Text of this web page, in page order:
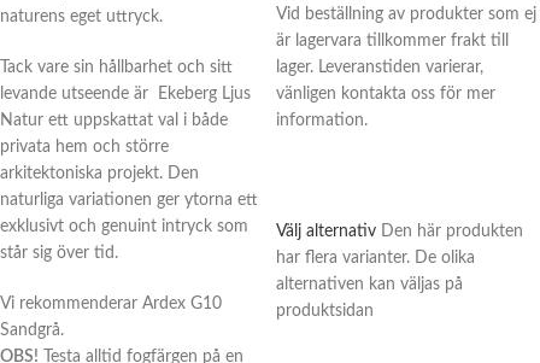
naturens eget uttryck.
Tack vare sin hållbarhet och sitt
levande utseende är Ekeberg Ljus
Natur ett uppskattat val i både
privata hem och större
arkitektoniska projekt. Den
naturliga variationen ger ytorna ett
exklusivt och genuint intryck som
står sig över tid.
Vi rekommenderar Ardex G10
Sandgrå.
OBS! Testa alltid fogfärgen på en
Vid beställning av produkter som ej
är lagervara tillkommer frakt till
lager. Leveranstiden varierar,
vänligen kontakta oss för mer
information.
Välj alternativ
Den här produkten
har flera varianter. De olika
alternativen kan väljas på
produktsidan